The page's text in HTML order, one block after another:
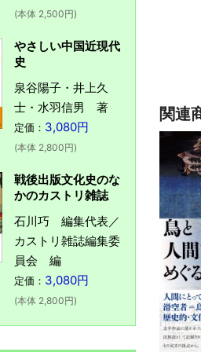
関連
(本体 2,500円)
やさしい中国近現代
史
泉谷陽子・井上久
士・水羽信男 著
定価： 3,080円
(本体 2,800円)
戦後出版文化史のな
かのカストリ雑誌
石川巧 編集代表／
カストリ雑誌編集委
員会 編
定価： 3,080円
(本体 2,800円)